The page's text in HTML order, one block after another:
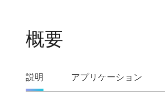
概要
概
説明 アプリケーション